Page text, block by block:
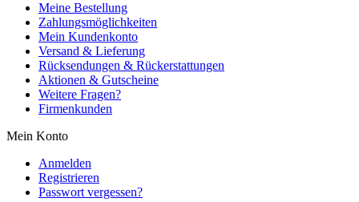
Meine Bestellung
Zahlungsmöglichkeiten
Mein Kundenkonto
Versand & Lieferung
Rücksendungen & Rückerstattungen
Aktionen & Gutscheine
Weitere Fragen?
Firmenkunden
Mein Konto
Anmelden
Registrieren
Passwort vergessen?